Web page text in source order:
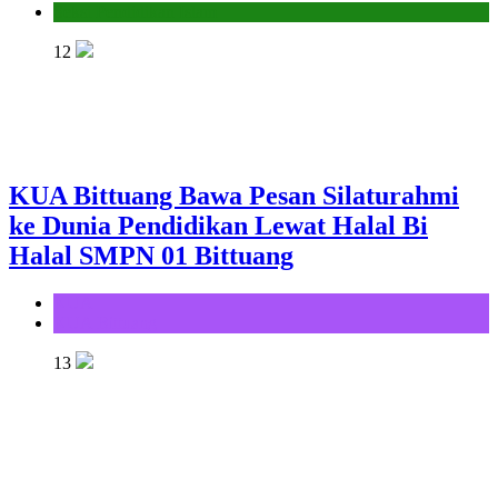
12
KUA Bittuang Bawa Pesan Silaturahmi
ke Dunia Pendidikan Lewat Halal Bi
Halal SMPN 01 Bittuang
13